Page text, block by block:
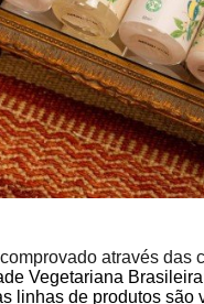
através das
Vegetariana
linhas de produtos são